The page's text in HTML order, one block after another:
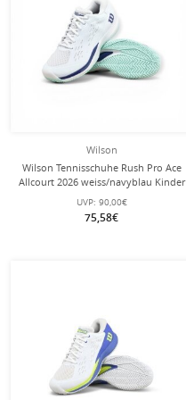
Wilson
Wilson Tennisschuhe Rush Pro Ace
Allcourt 2026 weiss/navyblau Kinder
UVP: 90,00€
75,58€